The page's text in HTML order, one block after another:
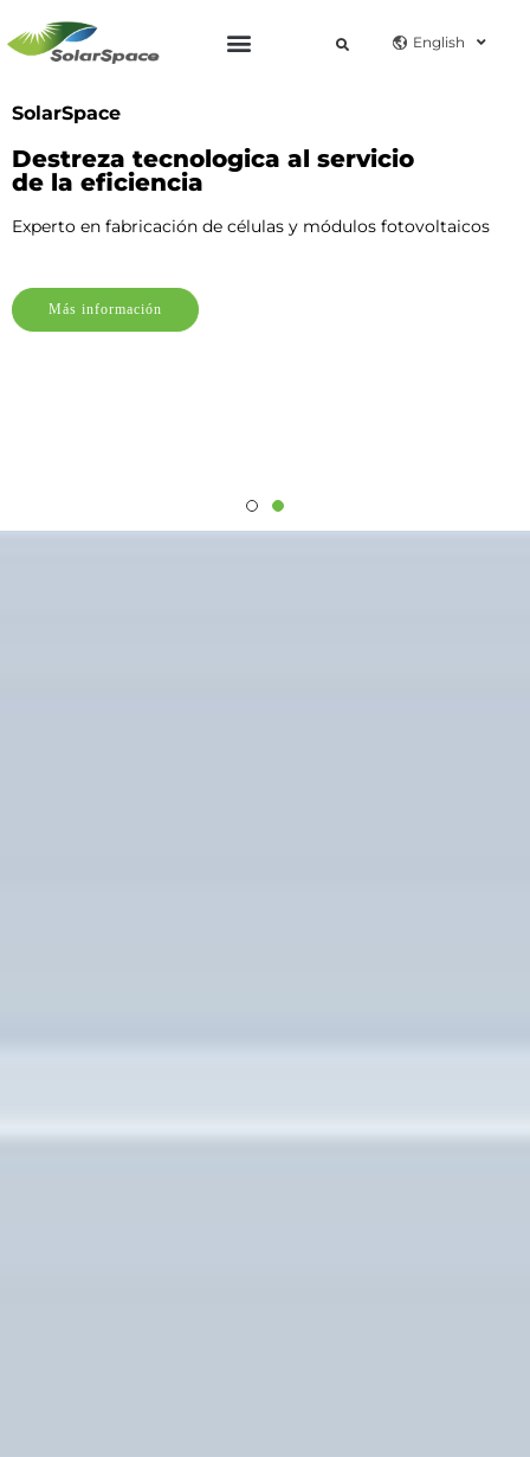
English
SolarSpace
Destreza tecnologica al servicio
de la eficiencia
Experto en fabricación de células y módulos fotovoltaicos
Más información